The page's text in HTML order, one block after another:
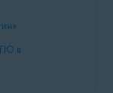
ПО в